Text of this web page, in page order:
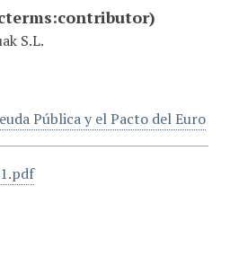
S.L.
Pública y el Pacto del Euro